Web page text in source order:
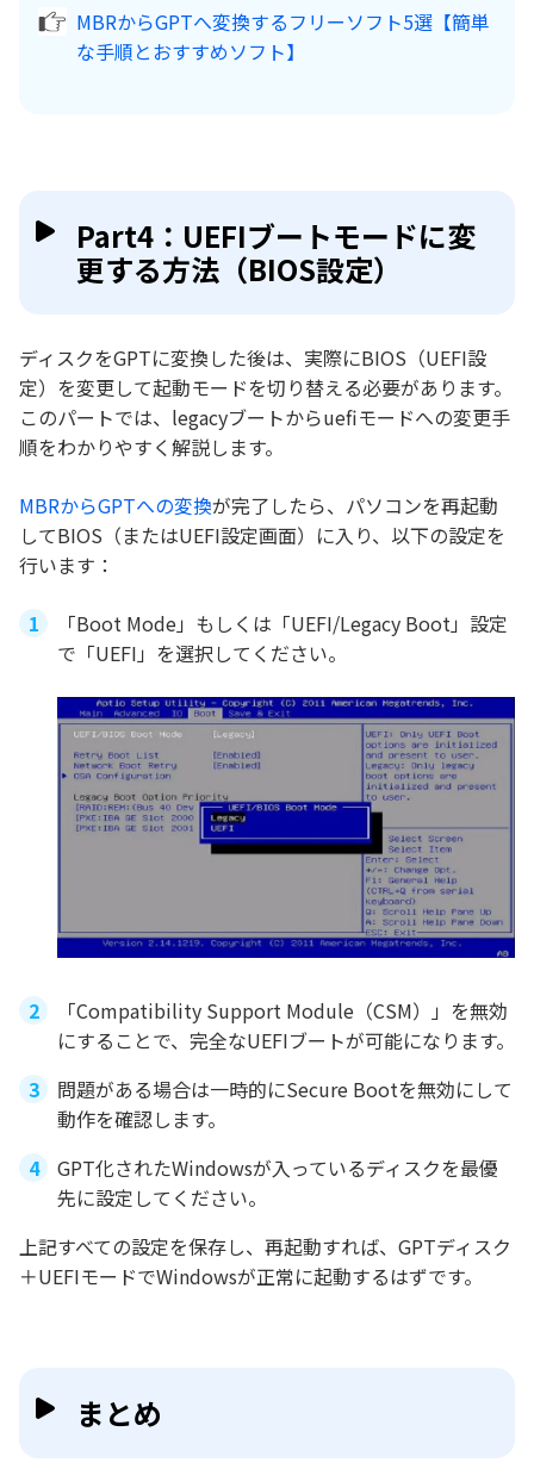
MBRからGPTへ変換するフリーソフト5選【簡単
な手順とおすすめソフト】
Part4：UEFIブートモードに変
更する方法（BIOS設定）
ディスクをGPTに変換した後は、実際にBIOS（UEFI設
定）を変更して起動モードを切り替える必要があります。
このパートでは、legacyブートからuefiモードへの変更手
順をわかりやすく解説します。
MBRからGPTへの変換が完了したら、パソコンを再起動
してBIOS（またはUEFI設定画面）に入り、以下の設定を
行います：
「Boot Mode」もしくは「UEFI/Legacy Boot」設定
で「UEFI」を選択してください。
「Compatibility Support Module（CSM）」を無効
にすることで、完全なUEFIブートが可能になります。
問題がある場合は一時的にSecure Bootを無効にして
動作を確認します。
GPT化されたWindowsが入っているディスクを最優
先に設定してください。
上記すべての設定を保存し、再起動すれば、GPTディスク
＋UEFIモードでWindowsが正常に起動するはずです。
まとめ